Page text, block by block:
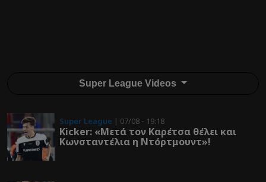
Super League Videos
Super League | 07/08 - 19:18
Kicker: «Μετά τον Καρέτσα θέλει και
Κωνσταντέλια η Ντόρτμουντ»!